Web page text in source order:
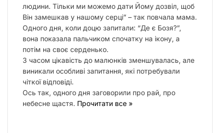
людини. Тільки ми можемо дати Йому дозвіл, щоб
Він замешкав у нашому серці” – так повчала мама.
Одного дня, коли доцю запитали: “Де є Бозя?”,
вона показала пальчиком спочатку на ікону, а
потім на своє серденько.
З часом цікавість до малюнків зменшувалась, але
виникали особливі запитання, які потребували
чіткої відповіді.
Ось так, одного дня заговорили про рай, про
небесне щастя. Прочитати все »